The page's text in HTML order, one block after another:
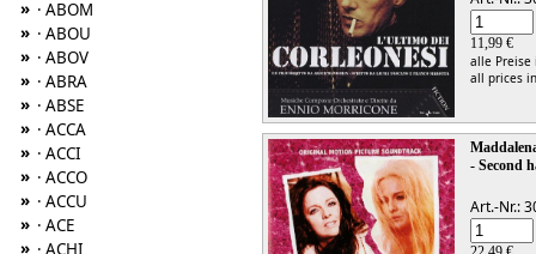
» · ABOM
» · ABOU
» · ABOV
» · ABRA
» · ABSE
» · ACCA
» · ACCI
» · ACCO
» · ACCU
» · ACE
» · ACHI
11,99 €
alle
all prices
- Second
Art.-Nr.: